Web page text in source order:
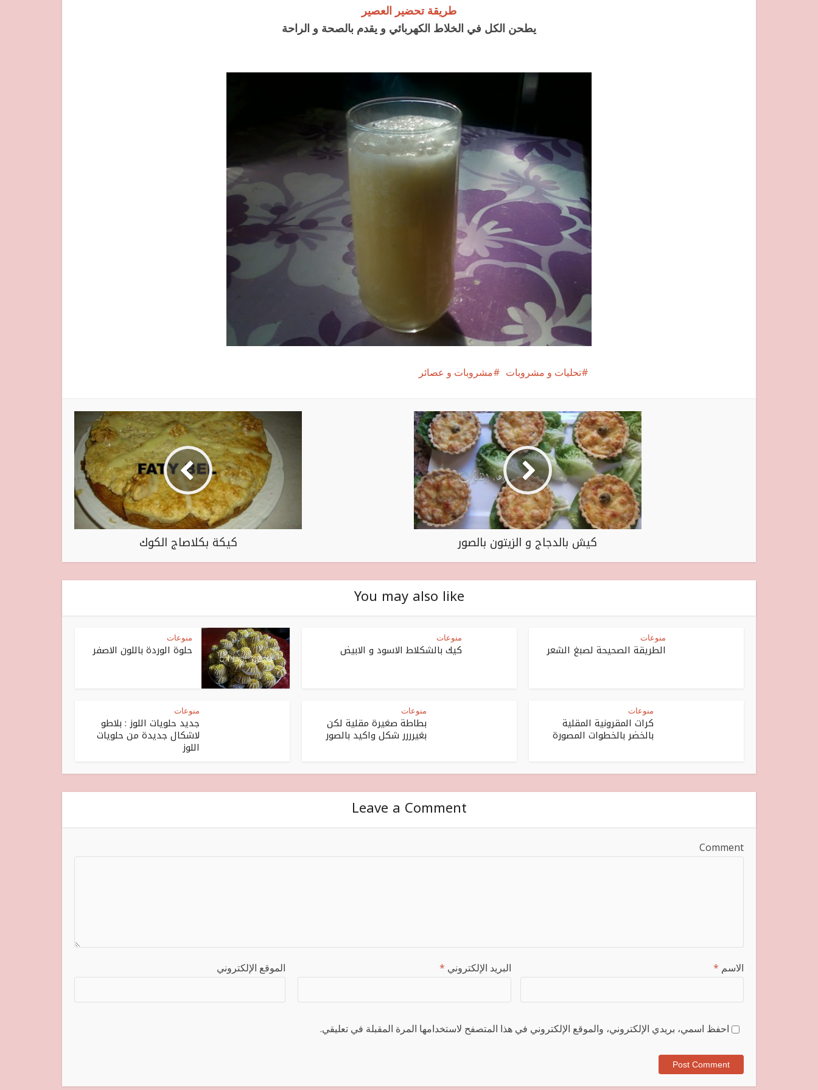
طريقة تحضير العصير
يطحن الكل في الخلاط الكهربائي و يقدم بالصحة و الراحة
تحليات و مشروبات مشروبات و عصائر
كيكة بكلاصاج الكوك كيش بالدجاج و الزيتون بالصور
You may also like
منوعات
الطريقة الصحيحة لصبغ الشعر
منوعات
كيك بالشكلاط الاسود و الابيض
منوعات
حلوة الوردة باللون الاصفر
منوعات
كرات المقرونية المقلية
بالخضر بالخطوات المصورة
منوعات
بطاطة صغيرة مقلية لكن
بغيرررر شكل واكيد بالصور
منوعات
جديد حلويات اللوز : بلاطو
لاشكال جديدة من حلويات
اللوز
Leave a Comment
Comment
الاسم * البريد الإلكتروني * الموقع الإلكتروني
احفظ اسمي، بريدي الإلكتروني، والموقع الإلكتروني في هذا المتصفح لاستخدامها المرة المقبلة في تعليقي.